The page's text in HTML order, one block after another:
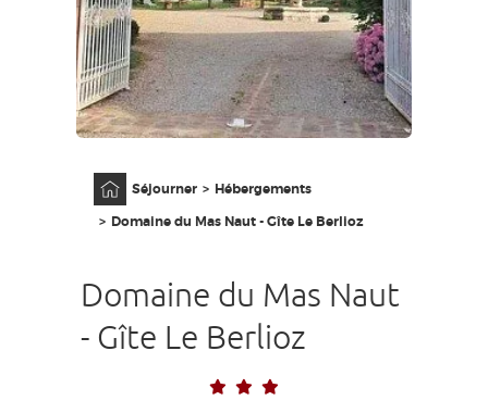
MA SÉLECTION
FR
Séjourner
Hébergements
Domaine du Mas Naut - Gîte Le Berlioz
Domaine du Mas Naut
- Gîte Le Berlioz